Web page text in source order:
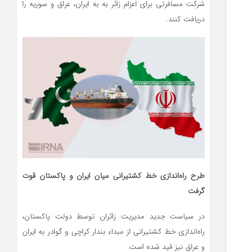
شرکت مسافرتی برای اعزام زائر به به ایران، عراق و سوریه را
دریافت کنند.
طرح راه‌اندازی خط کشتیرانی میان ایران و پاکستان قوت
گرفت
در سیاست جدید مدیریت زائران توسط دولت پاکستان،
راه‌اندازی خط کشتیرانی از مبداء بندار کراچی و گوادر به ایران
و عراق نیز قید شده است.